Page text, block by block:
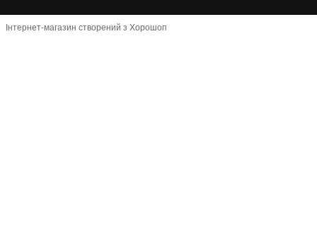
Інтернет-магазин створений з Хорошоп